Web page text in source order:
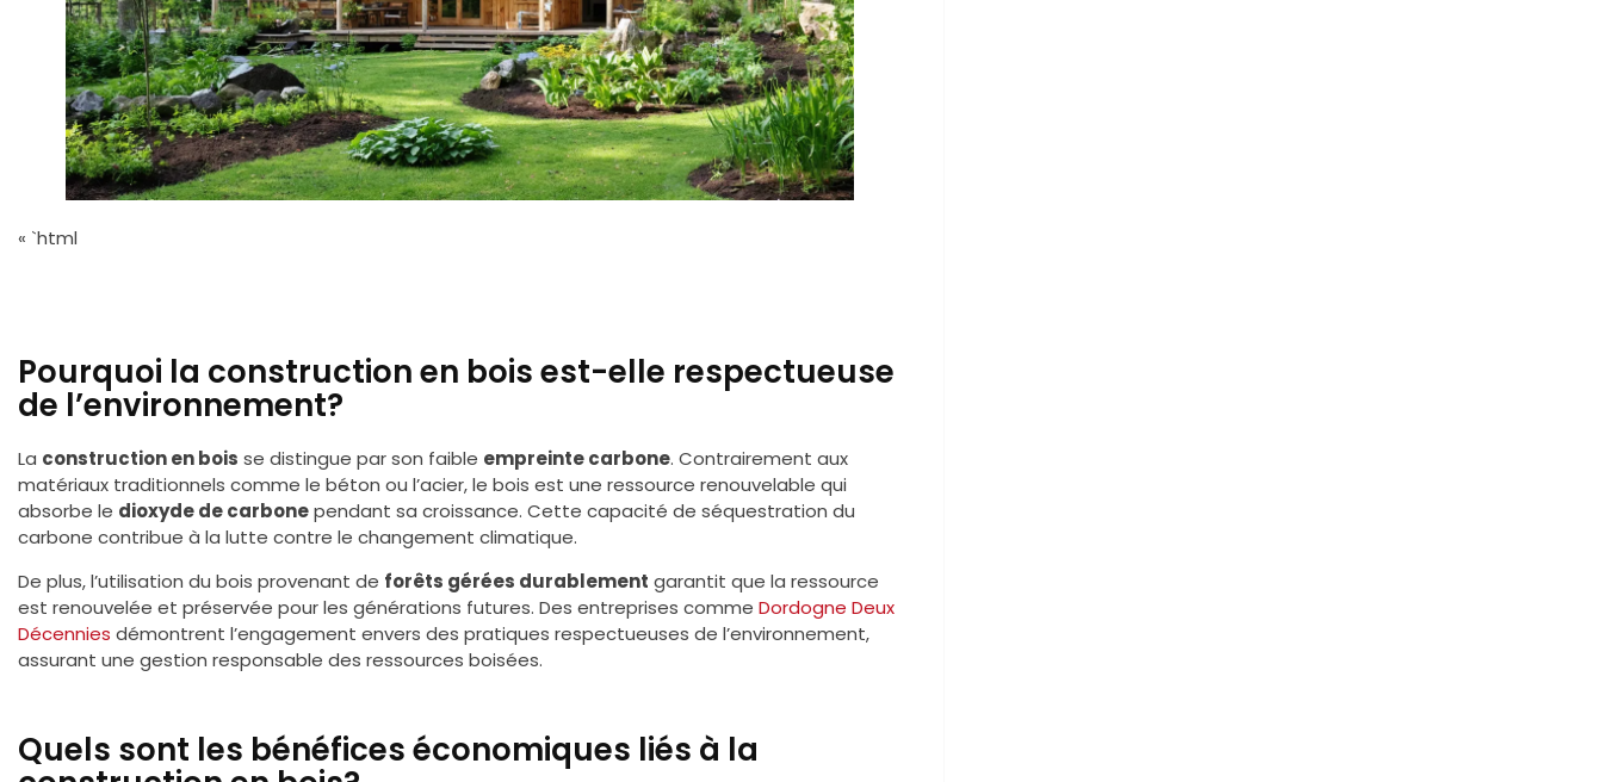
« `html
Pourquoi la construction en bois est-elle respectueuse
de l’environnement?
La construction en bois se distingue par son faible empreinte carbone. Contrairement aux
matériaux traditionnels comme le béton ou l’acier, le bois est une ressource renouvelable qui
absorbe le dioxyde de carbonependant sa croissance. Cette capacité de séquestration du
carbone contribue à la lutte contre le changement climatique.
De plus, l’utilisation du bois provenant de forêts gérées durablement garantit que la ressource
est renouvelée et préservée pour les générations futures. Des entreprises comme Dordogne Deux
Décennies démontrent l’engagement envers des pratiques respectueuses de l’environnement,
assurant une gestion responsable des ressources boisées.
Quels sont les bénéfices économiques liés à la